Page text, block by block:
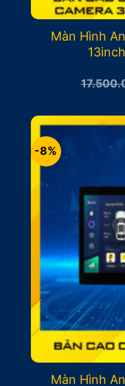
Màn Hình
-8%
Màn Hình